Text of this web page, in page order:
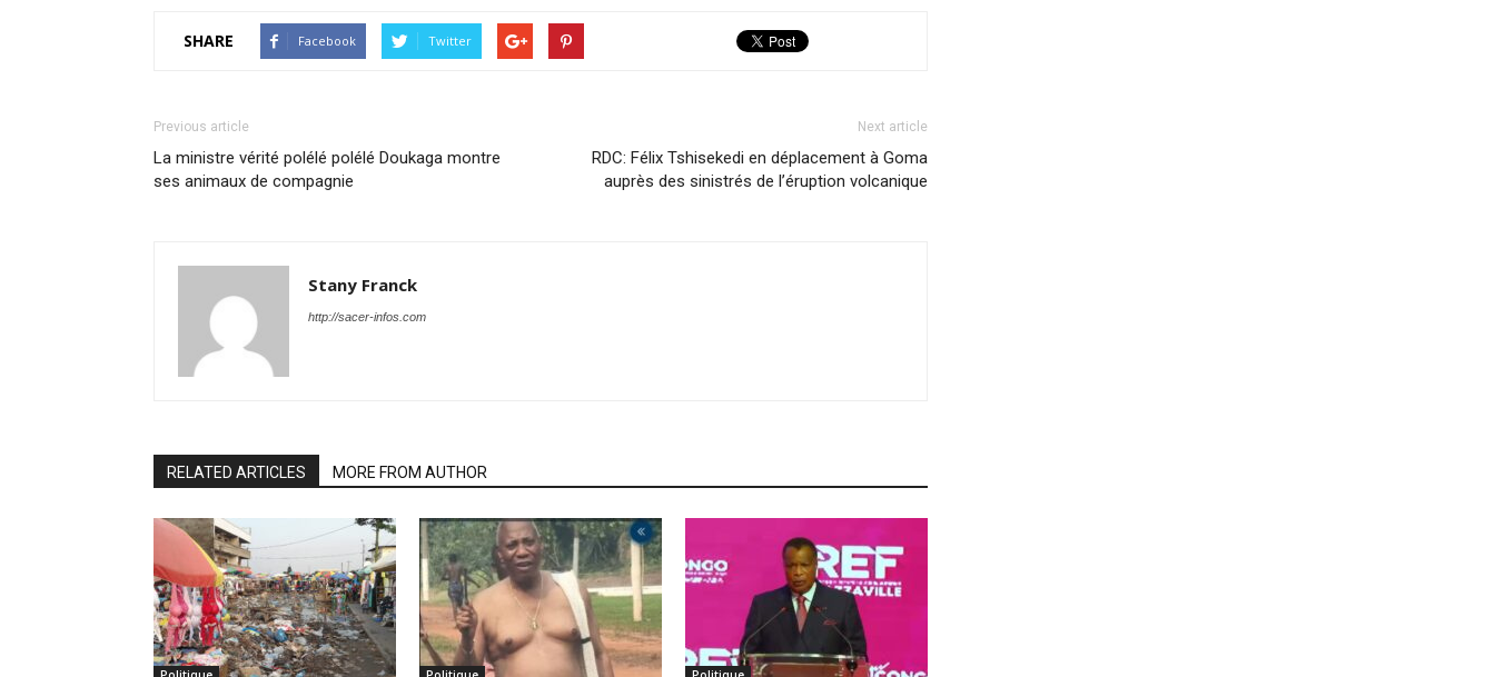
SHARE Facebook Twitter
Previous article
La ministre vérité polélé polélé Doukaga montre
ses animaux de compagnie
Next article
RDC: Félix Tshisekedi en déplacement à Goma
auprès des sinistrés de l’éruption volcanique
Stany Franck
http://sacer-infos.com
RELATED ARTICLES MORE FROM AUTHOR